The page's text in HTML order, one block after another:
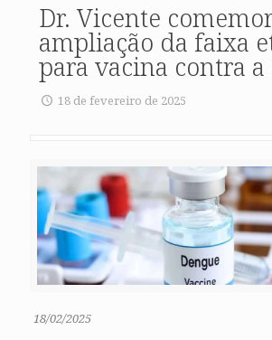
Dr. Vicente
ampliação da faixa
para vacina contra
18 de fevereiro de 2025
18/02/2025